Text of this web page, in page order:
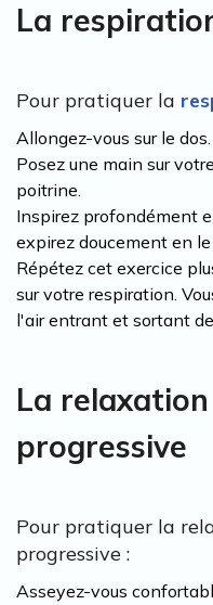
La
Pour pratiquer la
Allongez-vous sur le dos.
Posez une main sur
poitrine.
Inspirez profondément
expirez doucement en
Répétez cet exercice
sur votre respiration.
l'air entrant et sortant
La
progressive
Pour pratiquer la
progressive :
Asseyez-vous